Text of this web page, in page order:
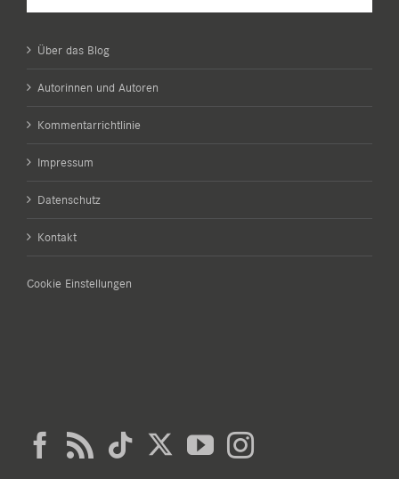
Über das Blog
Autorinnen und Autoren
Kommentarrichtlinie
Impressum
Datenschutz
Kontakt
Cookie Einstellungen